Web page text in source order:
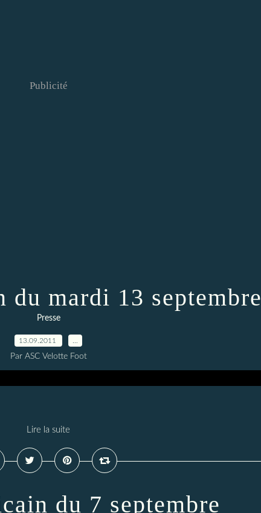
Publicité
du mardi 13 septembre
Presse
13.09.2011
Par ASC Velotte Foot
Lire la suite
du 7 septembre